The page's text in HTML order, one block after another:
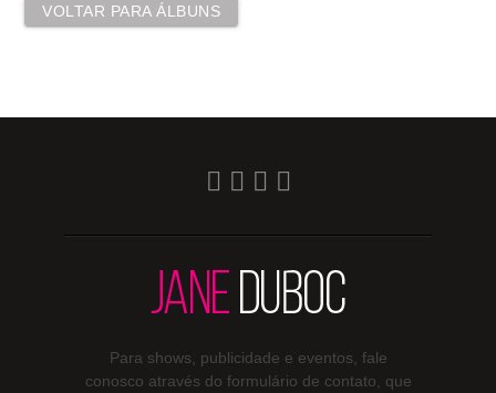
VOLTAR PARA ÁLBUNS
Para shows, publicidade e eventos, fale
conosco através do formulário de contato, que